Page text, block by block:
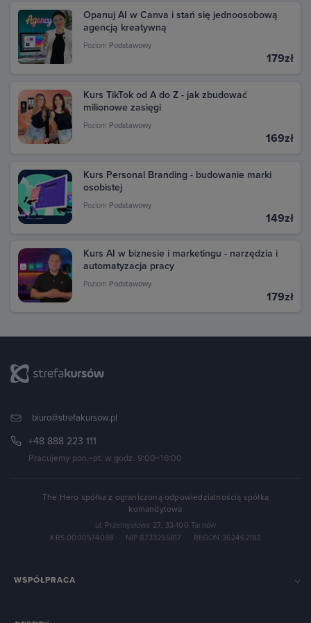
Opanuj AI w Canva i stań się jednoosobową
agencją kreatywną
Poziom Podstawowy
179zł
Kurs TikTok od A do Z - jak zbudować
milionowe zasięgi
Poziom Podstawowy
169zł
Kurs Personal Branding - budowanie marki
osobistej
Poziom Podstawowy
149zł
Kurs AI w biznesie i marketingu - narzędzia i
automatyzacja pracy
Poziom Podstawowy
179zł
biuro@strefakursow.pl
+48 888 223 111
Pracujemy pon.–pt. w godz. 9:00–16:00
The Hero spółka z ograniczoną odpowiedzialnością spółka
komandytowa
ul. Przemysłowa 27, 33-100 Tarnów
KRS 0000574088
NIP 8733255817 REGON 362462183
WSPÓŁPRACA